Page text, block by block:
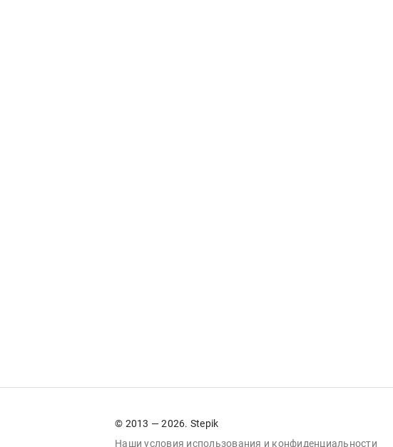
© 2013 — 2026. Stepik
Наши условия использования и конфиденциальности